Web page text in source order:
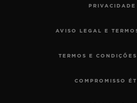
PRIVACIDADE
AVISO LEGAL E
TERMOS E
COMPROMISSO